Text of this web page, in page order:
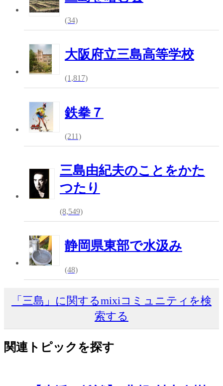
(34)
大阪府立三島高等学校
(1,817)
鉄拳７
(211)
三島由紀夫のことをかた
つたり
(8,549)
静岡県東部で水汲み
(48)
「三島」に関するmixiコミュニティを検
索する
関連トピックを探す